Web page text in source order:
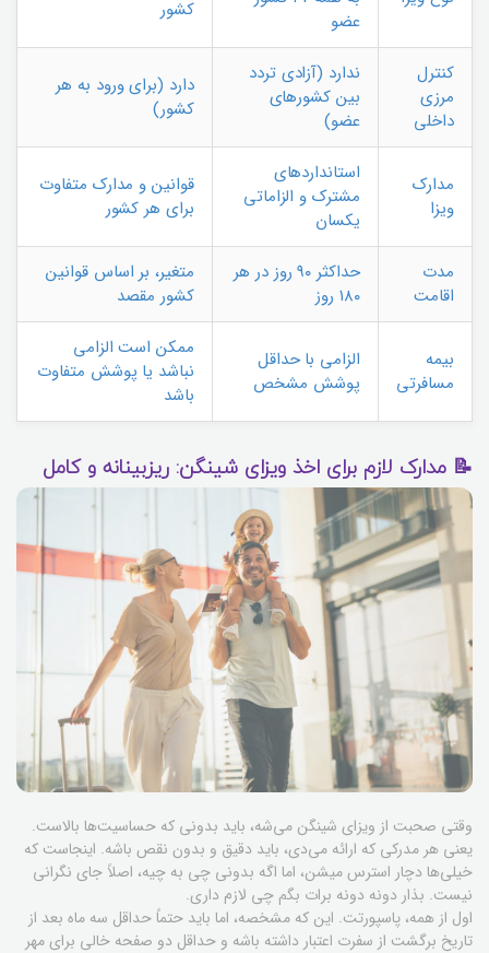
عضو
کشور
کنترل
مرزی
داخلی
ندارد (آزادی تردد
بین کشورهای
عضو)
دارد (برای ورود به هر
کشور)
مدارک
ویزا
استانداردهای
مشترک و الزاماتی
یکسان
قوانین و مدارک متفاوت
برای هر کشور
مدت
اقامت
حداکثر ۹۰ روز در هر
۱۸۰ روز
متغیر، بر اساس قوانین
کشور مقصد
بیمه
مسافرتی
الزامی با حداقل
پوشش مشخص
ممکن است الزامی
نباشد یا پوشش متفاوت
باشد
📝 مدارک لازم برای اخذ ویزای شینگن: ریزبینانه و کامل
وقتی صحبت از ویزای شینگن می‌شه، باید بدونی که حساسیت‌ها بالاست.
یعنی هر مدرکی که ارائه می‌دی، باید دقیق و بدون نقص باشه. اینجاست که
خیلی‌ها دچار استرس میشن، اما اگه بدونی چی به چیه، اصلاً جای نگرانی
نیست. بذار دونه دونه برات بگم چی لازم داری.
اول از همه، پاسپورتت. این که مشخصه، اما باید حتماً حداقل سه ماه بعد از
تاریخ برگشت از سفرت اعتبار داشته باشه و حداقل دو صفحه خالی برای مهر